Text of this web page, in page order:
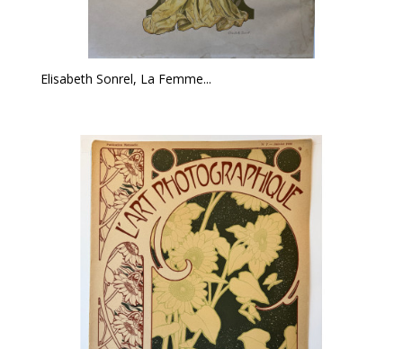
Elisabeth Sonrel, La Femme...